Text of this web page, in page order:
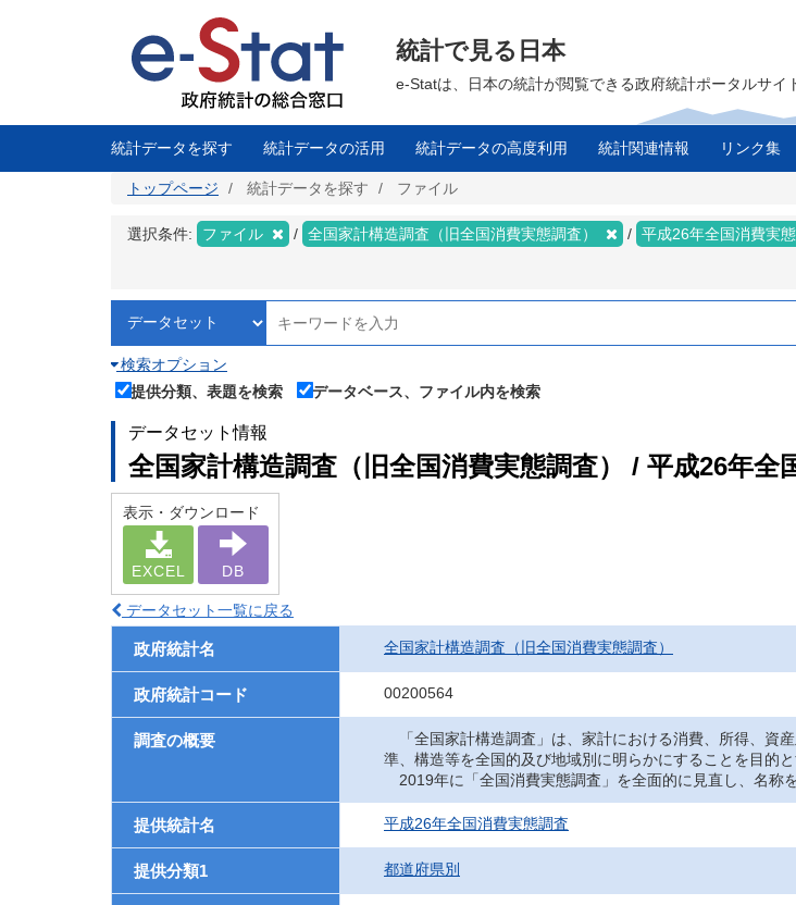
に
統計で見る日本
e-Statは、日本の統計が閲覧できる政府統計ポータルサイ
統計データを探す 統計データの活用 統計データの高度利用 統計関連情報 リンク集
トップページ 統計データを探す ファイル
選択条件: ファイル 全国家計構造調査（旧全国消費実態調査） 平成26年全国消費実
検索オプション
提供分類、表題を検索
データベース、ファイル内を検索
データセット情報
全国家計構造調査（旧全国消費実態調査） / 平成26年全
表示・ダウンロード
EXCEL DB
データセット一覧に戻る
政府統計名 全国家計構造調査（旧全国消費実態調査）
政府統計コード 00200564
調査の概要
「全国家計構造調査」は、家計における消費、所得、資
準、構造等を全国的及び地域別に明らかにすることを目的と
2019年に「全国消費実態調査」を全面的に見直し、名称を
提供統計名 平成26年全国消費実態調査
提供分類1 都道府県別